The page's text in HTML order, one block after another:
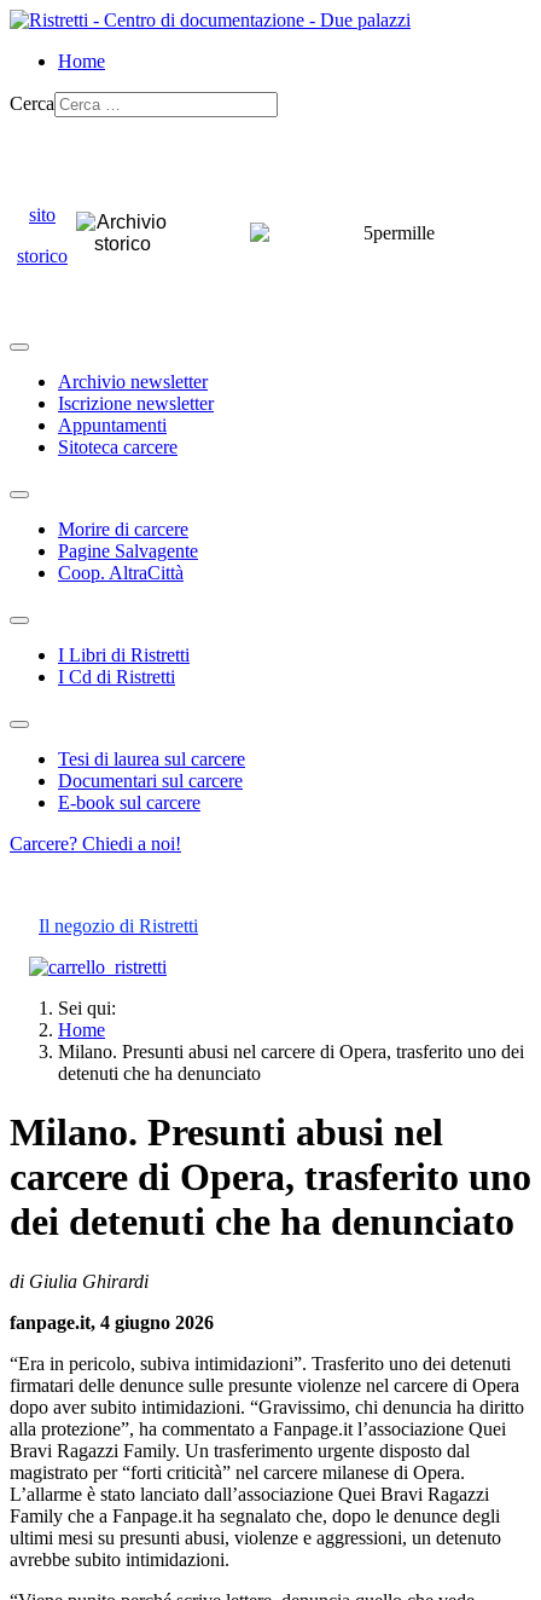
Home
Cerca
sito
storico
Archivio newsletter
Iscrizione newsletter
Appuntamenti
Sitoteca carcere
Morire di carcere
Pagine Salvagente
Coop. AltraCittà
I Libri di Ristretti
I Cd di Ristretti
Tesi di laurea sul carcere
Documentari sul carcere
E-book sul carcere
Carcere? Chiedi a noi!
Il negozio di Ristretti
Sei qui:
Home
Milano. Presunti abusi nel carcere di Opera, trasferito uno dei
detenuti che ha denunciato
Milano. Presunti abusi nel
carcere di Opera, trasferito uno
dei detenuti che ha denunciato
di Giulia Ghirardi
fanpage.it, 4 giugno 2026
“Era in pericolo, subiva intimidazioni”. Trasferito uno dei detenuti
firmatari delle denunce sulle presunte violenze nel carcere di Opera
dopo aver subito intimidazioni. “Gravissimo, chi denuncia ha diritto
alla protezione”, ha commentato a Fanpage.it l’associazione Quei
Bravi Ragazzi Family. Un trasferimento urgente disposto dal
magistrato per “forti criticità” nel carcere milanese di Opera.
L’allarme è stato lanciato dall’associazione Quei Bravi Ragazzi
Family che a Fanpage.it ha segnalato che, dopo le denunce degli
ultimi mesi su presunti abusi, violenze e aggressioni, un detenuto
avrebbe subito intimidazioni.